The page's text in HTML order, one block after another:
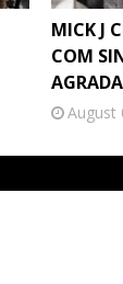
MICK J
COM
August